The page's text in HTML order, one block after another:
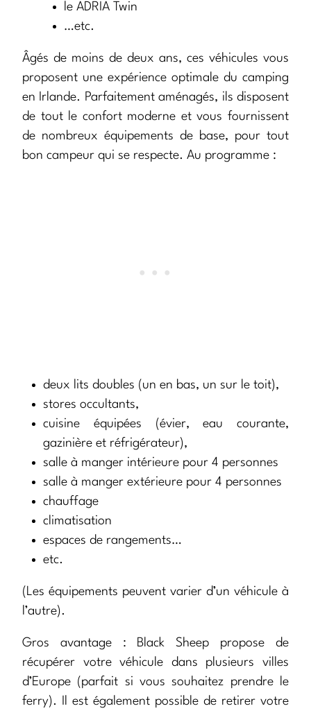
le ADRIA Twin
…etc.
Âgés de moins de deux ans, ces véhicules vous
proposent une expérience optimale du camping
en Irlande. Parfaitement aménagés, ils disposent
de tout le confort moderne et vous fournissent
de nombreux équipements de base, pour tout
bon campeur qui se respecte. Au programme :
deux lits doubles (un en bas, un sur le toit),
stores occultants,
cuisine équipées (évier, eau courante,
gazinière et réfrigérateur),
salle à manger intérieure pour 4 personnes
salle à manger extérieure pour 4 personnes
chauffage
climatisation
espaces de rangements…
etc.
(Les équipements peuvent varier d’un véhicule à
l’autre).
Gros avantage : Black Sheep propose de
récupérer votre véhicule dans plusieurs villes
d’Europe (parfait si vous souhaitez prendre le
ferry). Il est également possible de retirer votre